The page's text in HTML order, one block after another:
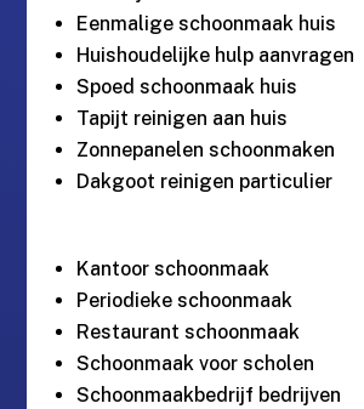
Eenmalige schoonmaak huis
Huishoudelijke hulp aanvragen
Spoed schoonmaak huis
Tapijt reinigen aan huis
Zonnepanelen schoonmaken
Dakgoot reinigen particulier
Kantoor schoonmaak
Periodieke schoonmaak
Restaurant schoonmaak
Schoonmaak voor scholen
Schoonmaakbedrijf bedrijven